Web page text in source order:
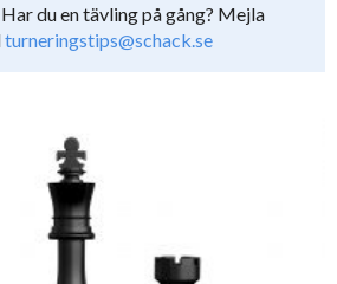
Har du en tävling på gång? Mejla
turneringstips@schack.se